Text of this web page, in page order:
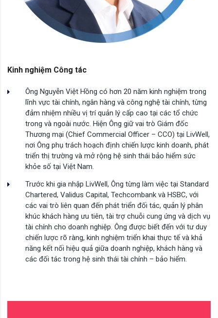
Kinh nghiệm Công tác
Ông Nguyễn Việt Hồng có hơn 20 năm kinh nghiệm trong
lĩnh vực tài chính, ngân hàng và công nghệ tài chính, từng
đảm nhiệm nhiều vị trí quản lý cấp cao tại các tổ chức
trong và ngoài nước. Hiện Ông giữ vai trò Giám đốc
Thương mại (Chief Commercial Officer – CCO) tại LivWell,
nơi Ông phụ trách hoạch định chiến lược kinh doanh, phát
triển thị trường và mở rộng hệ sinh thái bảo hiểm sức
khỏe số tại Việt Nam.
Trước khi gia nhập LivWell, Ông từng làm việc tại Standard
Chartered, Validus Capital, Techcombank và HSBC, với
các vai trò liên quan đến phát triển đối tác, quản lý phân
khúc khách hàng ưu tiên, tài trợ chuỗi cung ứng và dịch vụ
tài chính cho doanh nghiệp. Ông được biết đến với tư duy
chiến lược rõ ràng, kinh nghiệm triển khai thực tế và khả
năng kết nối hiệu quả giữa doanh nghiệp, khách hàng và
các đối tác trong hệ sinh thái tài chính – bảo hiểm.